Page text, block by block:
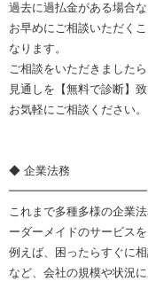
過去に過払金がある場合
お早めにご相談いただく
なります。
ご相談をいただきました
見通しを【無料で診断】致
お気軽にご相談ください。
◆ 企業法務
━━━━━━━━━━━━
これまで多種多様の企業
ーダーメイドのサービスを
例えば、困ったらすぐに
など、会社の規模や状況